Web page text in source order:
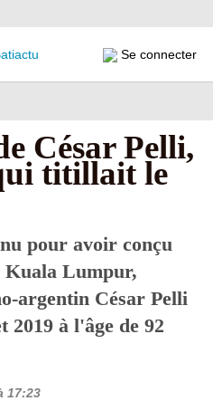
Se connecter
César Pelli,
titillait le
pour avoir conçu
Kuala Lumpur,
argentin César Pelli
2019 à l'âge de 92
17:23